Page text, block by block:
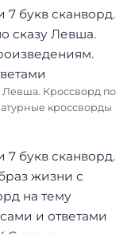
Левша. Кроссворд по
кроссворды